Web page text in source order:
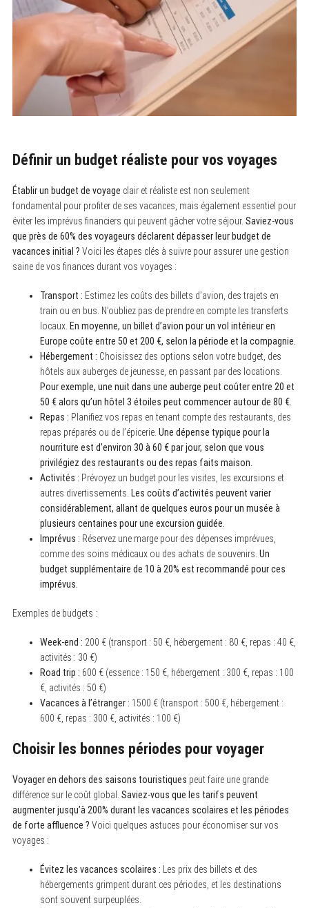
Définir un budget réaliste pour vos voyages
Établir un budget de voyage clair et réaliste est non seulement
fondamental pour profiter de ses vacances, mais également essentiel pour
éviter les imprévus financiers qui peuvent gâcher votre séjour. Saviez-vous
que près de 60% des voyageurs déclarent dépasser leur budget de
vacances initial ? Voici les étapes clés à suivre pour assurer une gestion
saine de vos finances durant vos voyages :
Transport : Estimez les coûts des billets d’avion, des trajets en
train ou en bus. N’oubliez pas de prendre en compte les transferts
locaux. En moyenne, un billet d’avion pour un vol intérieur en
Europe coûte entre 50 et 200 €, selon la période et la compagnie.
Hébergement : Choisissez des options selon votre budget, des
hôtels aux auberges de jeunesse, en passant par des locations.
Pour exemple, une nuit dans une auberge peut coûter entre 20 et
50 € alors qu’un hôtel 3 étoiles peut commencer autour de 80 €.
Repas : Planifiez vos repas en tenant compte des restaurants, des
repas préparés ou de l’épicerie. Une dépense typique pour la
nourriture est d’environ 30 à 60 € par jour, selon que vous
privilégiez des restaurants ou des repas faits maison.
Activités : Prévoyez un budget pour les visites, les excursions et
autres divertissements. Les coûts d’activités peuvent varier
considérablement, allant de quelques euros pour un musée à
plusieurs centaines pour une excursion guidée.
Imprévus : Réservez une marge pour des dépenses imprévues,
comme des soins médicaux ou des achats de souvenirs. Un
budget supplémentaire de 10 à 20% est recommandé pour ces
imprévus.
Exemples de budgets :
Week-end : 200 € (transport : 50 €, hébergement : 80 €, repas : 40 €,
activités : 30 €)
Road trip : 600 € (essence : 150 €, hébergement : 300 €, repas : 100
€, activités : 50 €)
Vacances à l’étranger : 1500 € (transport : 500 €, hébergement :
600 €, repas : 300 €, activités : 100 €)
Choisir les bonnes périodes pour voyager
Voyager en dehors des saisons touristiques peut faire une grande
différence sur le coût global. Saviez-vous que les tarifs peuvent
augmenter jusqu’à 200% durant les vacances scolaires et les périodes
de forte affluence ? Voici quelques astuces pour économiser sur vos
voyages :
Évitez les vacances scolaires : Les prix des billets et des
hébergements grimpent durant ces périodes, et les destinations
sont souvent surpeuplées.